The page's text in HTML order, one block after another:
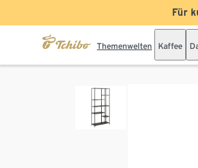
Für
Themenwelten Kaffee